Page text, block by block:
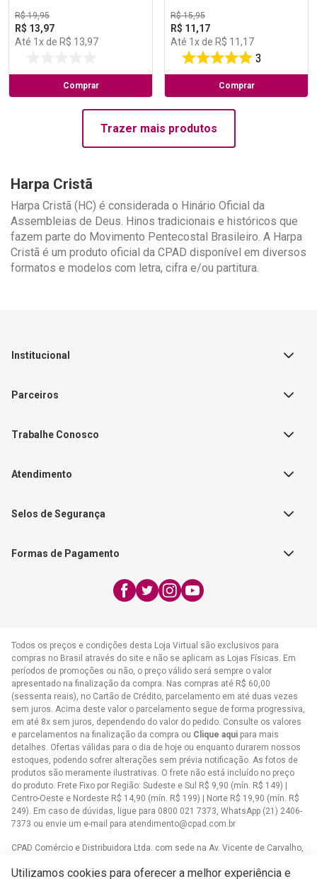
R$ 19,95
R$ 13,97
Até 1 x de R$ 13,97
Comprar
R$ 15,95
R$ 11 ,17
Até 1 x de R$ 11 ,17
3
Comprar
Trazer mais produtos
Harpa Cristã
Harpa Cristã (HC) é considerada o Hinário Oficial da
Assembleias de Deus. Hinos tradicionais e históricos que
fazem parte do Movimento Pentecostal Brasileiro. A Harpa
Cristã é um produto oficial da CPAD disponível em diversos
formatos e modelos com letra, cifra e/ou partitura.
Institucional
Sobre a Empresa
Política de Vendas
Catálogos de Produtos
Parceiros
Teste Maeztra
Editorial Patmos
FAECAD
Trabalhe Conosco
Fale Conosco
Nossas Lojas
Atendimento
17:30h
WhatsApp:
atendimento@cpad.com.br
Selos de Segurança
Formas de Pagamento
Todos os preços e condições desta Loja Virtual são exclusivos para
compras no Brasil através do site e não se aplicam as Lojas Físicas. Em
períodos de promoções ou não, o preço válido será sempre o valor
apresentado na finalização da compra. Nas compras até R$ 60,00
(sessenta reais), no Cartão de Crédito, parcelamento em até duas vezes
sem juros. Acima deste valor o parcelamento segue de forma progressiva,
em até 8x sem juros, dependendo do valor do pedido. Consulte os valores
e parcelamentos na finalização da compra ou Clique aqui para mais
detalhes. Ofertas válidas para o dia de hoje ou enquanto durarem nossos
estoques, podendo sofrer alterações sem prévia notificação. As fotos de
produtos são meramente ilustrativas. O frete não está incluído no preço
do produto. Frete Fixo por Região: Sudeste e Sul R$ 9,90 (mín. R$ 149) |
Centro-Oeste e Nordeste R$ 14,90 (mín. R$ 199) | Norte R$ 19,90 (mín. R$
249). Em caso de dúvidas, ligue para 0800 021 7373, WhatsApp (21) 2406-
7373 ou envie um e-mail para atendimento@cpad.com.br
CPAD Comércio e Distribuidora Ltda. com sede na Av. Vicente de Carvalho,
Utilizamos cookies para oferecer a melhor experiência e